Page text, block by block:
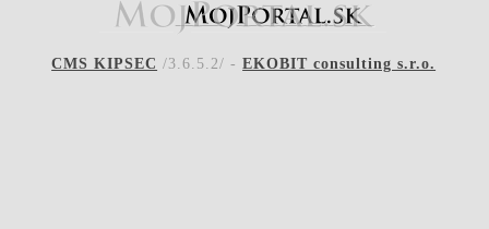
CMS KIPSEC /3.6.5.2/ -EKOBIT consulting s.r.o.